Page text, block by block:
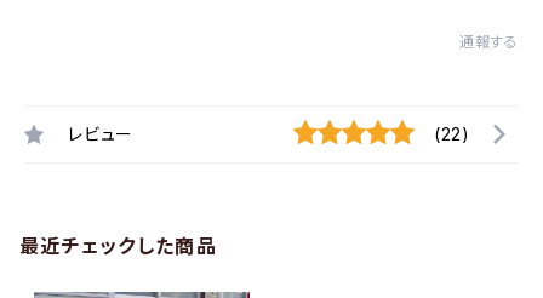
通報する
レビュー (22)
最近チェックした商品